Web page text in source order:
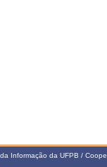
Informação da UFPB /